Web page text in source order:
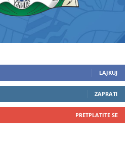
LAJKUJ
ZAPRATI
PRETPLATITE SE